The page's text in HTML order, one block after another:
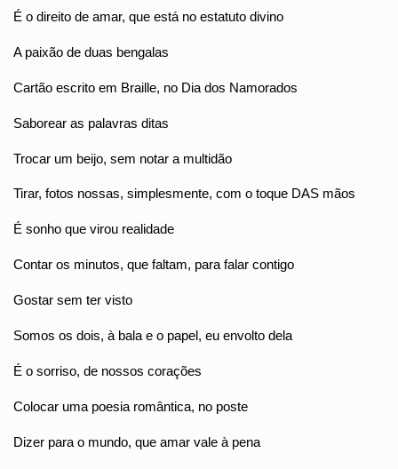
É o direito de amar, que está no estatuto divino
A paixão de duas bengalas
Cartão escrito em Braille, no Dia dos Namorados
Saborear as palavras ditas
Trocar um beijo, sem notar a multidão
Tirar, fotos nossas, simplesmente, com o toque DAS mãos
É sonho que virou realidade
Contar os minutos, que faltam, para falar contigo
Gostar sem ter visto
Somos os dois, à bala e o papel, eu envolto dela
É o sorriso, de nossos corações
Colocar uma poesia romântica, no poste
Dizer para o mundo, que amar vale à pena